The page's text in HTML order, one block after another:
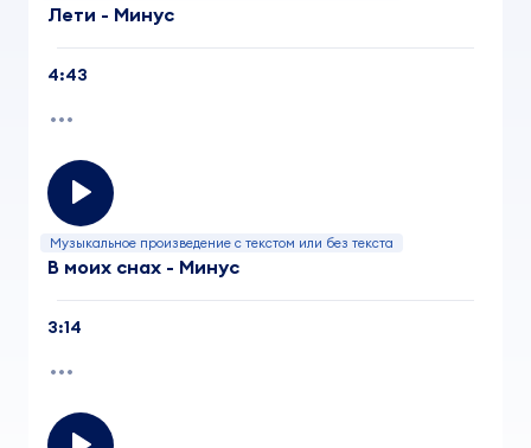
Лети - Минус
4:43
Музыкальное произведение с текстом или без текста
В моих снах - Минус
3:14